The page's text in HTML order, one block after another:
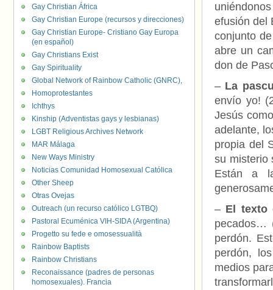
efusión del
conjunto
abre un
don de
– La
envío yo!
Jesús
adelante,
propia del
su misterio
Están a
– El texto
pecados…
perdón.
perdón,
medios
Gay Christian África
Gay Christian Europe (recursos y direcciones)
Gay Christian Europe- Cristiano Gay Europa
(en español)
Gay Christians Exist
Gay Spirituality
Global Network of Rainbow Catholic (GNRC),
Homoprotestantes
Ichthys
Kinship (Adventistas gays y lesbianas)
LGBT Religious Archives Network
MAR Málaga
New Ways Ministry
Noticias Comunidad Homosexual Católica
Other Sheep
Otras Ovejas
Outreach (un recurso católico LGTBQ)
Pastoral Ecuménica VIH-SIDA (Argentina)
Progetto su fede e omosessualità
Rainbow Baptists
Rainbow Christians
Reconaissance (padres de personas
homosexuales). Francia